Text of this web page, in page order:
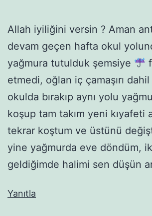
Allah iyiliğini versin ? Aman
devam geçen hafta okul
yağmura tutulduk şemsiye
etmedi, oğlan iç çamaşırı dahil
okulda bırakıp aynı yolu
koşup tam takım yeni kıyafeti
tekrar koştum ve üstünü
yine yağmurda eve döndüm,
geldiğimde halimi sen düşün
Yanıtla